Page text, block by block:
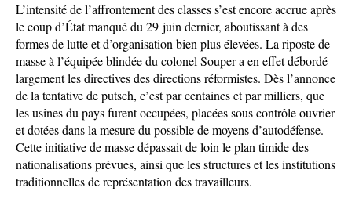
L’intensité de l’affrontement des classes s’est encore accrue après
le coup d’État manqué du 29 juin dernier, aboutissant à des
formes de lutte et d’organisation bien plus élevées. La riposte de
masse à l’équipée blindée du colonel Souper a en effet débordé
largement les directives des directions réformistes. Dès l’annonce
de la tentative de putsch, c’est par centaines et par milliers, que
les usines du pays furent occupées, placées sous contrôle ouvrier
et dotées dans la mesure du possible de moyens d’autodéfense.
Cette initiative de masse dépassait de loin le plan timide des
nationalisations prévues, ainsi que les structures et les institutions
traditionnelles de représentation des travailleurs.